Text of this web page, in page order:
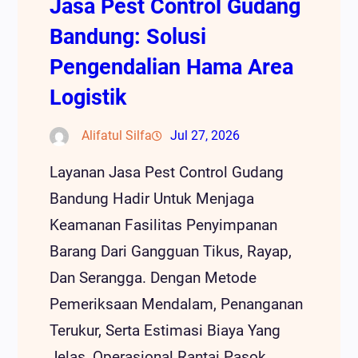
Jasa Pest Control Gudang
Bandung: Solusi
Pengendalian Hama Area
Logistik
Alifatul Silfa Jul 27, 2026
Layanan Jasa Pest Control Gudang
Bandung Hadir Untuk Menjaga
Keamanan Fasilitas Penyimpanan
Barang Dari Gangguan Tikus, Rayap,
Dan Serangga. Dengan Metode
Pemeriksaan Mendalam, Penanganan
Terukur, Serta Estimasi Biaya Yang